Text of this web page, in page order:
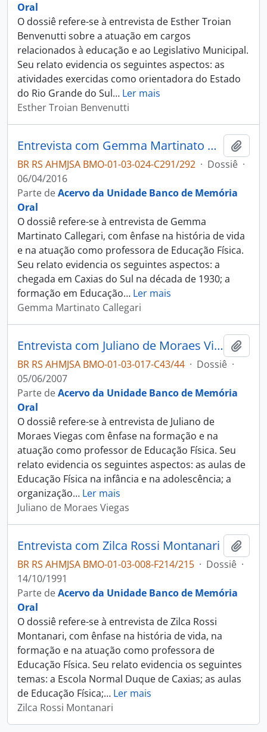
Oral
O dossiê refere-se à entrevista de Esther Troian
Benvenutti sobre a atuação em cargos
relacionados à educação e ao Legislativo Municipal.
Seu relato evidencia os seguintes aspectos: as
atividades exercidas como orientadora do Estado
do Rio Grande do Sul… Ler mais
Esther Troian Benvenutti
Entrevista com Gemma Martinato Callegari
BR RS AHMJSA BMO-01-03-024-C291/292 · Dossiê ·
06/04/2016
Parte deAcervo da Unidade Banco de Memória
Oral
O dossiê refere-se à entrevista de Gemma
Martinato Callegari, com ênfase na história de vida
e na atuação como professora de Educação Física.
Seu relato evidencia os seguintes aspectos: a
chegada em Caxias do Sul na década de 1930; a
formação em Educação… Ler mais
Gemma Martinato Callegari
Entrevista com Juliano de Moraes Viegas
BR RS AHMJSA BMO-01-03-017-C43/44 · Dossiê ·
05/06/2007
Parte deAcervo da Unidade Banco de Memória
Oral
O dossiê refere-se à entrevista de Juliano de
Moraes Viegas com ênfase na formação e na
atuação como professor de Educação Física. Seu
relato evidencia os seguintes aspectos: as aulas de
Educação Física na infância e na adolescência; a
organização… Ler mais
Juliano de Moraes Viegas
Entrevista com Zilca Rossi Montanari
BR RS AHMJSA BMO-01-03-008-F214/215 · Dossiê ·
14/10/1991
Parte deAcervo da Unidade Banco de Memória
Oral
O dossiê refere-se à entrevista de Zilca Rossi
Montanari, com ênfase na história de vida, na
formação e na atuação como professora de
Educação Física. Seu relato evidencia os seguintes
temas: a Escola Normal Duque de Caxias; as aulas
de Educação Física;… Ler mais
Zilca Rossi Montanari